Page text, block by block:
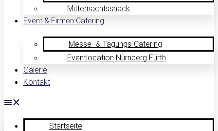
Mitternachtssnack
Event & Firmen Catering
Messe- & Tagungs-Catering
Eventlocation Nürnberg Fürth
Galerie
Kontakt
Startseite